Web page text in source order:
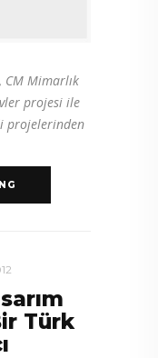
CM Mimarlık
projesi ile
projelerinden
Türk